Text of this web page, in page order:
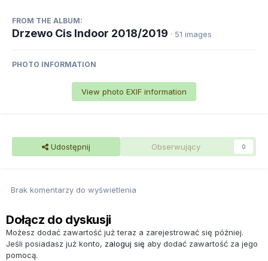
FROM THE ALBUM:
Drzewo Cis Indoor 2018/2019 · 51 images
PHOTO INFORMATION
View photo EXIF information
Udostępnij Obserwujący 0
Brak komentarzy do wyświetlenia
Dołącz do dyskusji
Możesz dodać zawartość już teraz a zarejestrować się później.
Jeśli posiadasz już konto, zaloguj się aby dodać zawartość za jego
pomocą.